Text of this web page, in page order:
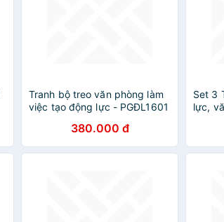
Tranh bộ treo văn phòng làm
việc tạo động lực - PGĐL1601
380.000 đ
Set 3
lực,